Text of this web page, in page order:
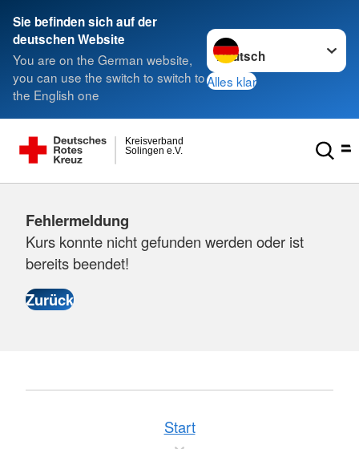
Sie befinden sich auf der
deutschen Website
You are on the German website,
you can use the switch to switch to
the English one
Sprache wechseln zu
Alles klar
Solingen e.V.
Kreisverband
Fehlermeldung
Kurs konnte nicht gefunden werden oder ist
bereits beendet!
Start